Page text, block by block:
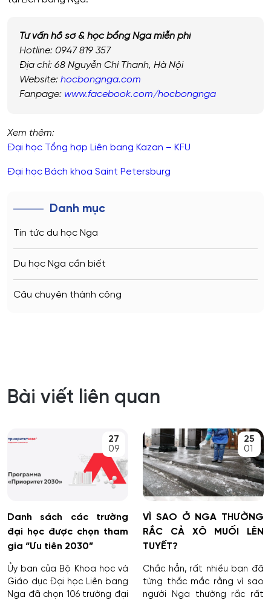
Tư vấn hồ sơ & học bổng Nga miễn phí
Hotline: 0947 819 357
Địa chỉ: 68 Nguyễn Chí Thanh, Hà Nội
Website: hocbongnga.com
Fanpage: www.facebook.com/hocbongnga
Xem thêm:
Đại học Tổng hợp Liên bang Kazan – KFU
Đại học Bách khoa Saint Petersburg
Danh mục
Tin tức du học Nga
Du học Nga cần biết
Câu chuyện thành công
Bài viết liên quan
27
09
Danh sách các trường
đại học được chọn tham
gia “Ưu tiên 2030”
Ủy ban của Bộ Khoa học và
Giáo dục Đại học Liên bang
Nga đã chọn 106 trường đại
25
01
VÌ SAO Ở NGA THƯỜNG
RẮC CẢ XÔ MUỐI LÊN
TUYẾT?
Chắc hẳn, rất nhiều bạn đã
từng thắc mắc rằng vì sao
người Nga thường rắc rất